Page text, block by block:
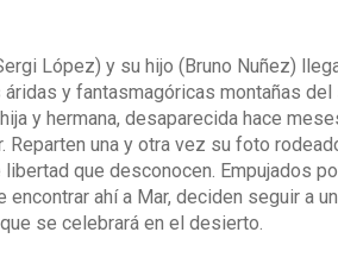
López) y su hijo (Bruno Nuñez)
y fantasmagóricas montañas del
y hermana, desaparecida hace
Reparten una y otra vez su foto
que desconocen. Empujados
encontrar ahí a Mar, deciden seguir a
se celebrará en el desierto.